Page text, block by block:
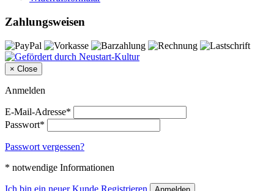
Zahlungsweisen
× Close
Anmelden
E-Mail-Adresse*
Passwort*
Passwort vergessen?
* notwendige Informationen
Ich bin ein neuer Kunde Registrieren